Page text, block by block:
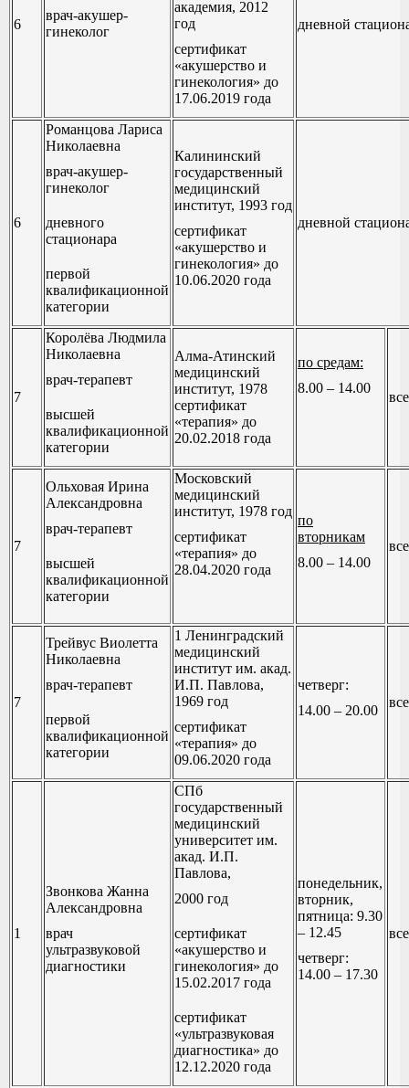
6
врач-акушер-
гинеколог
академия, 2012
год
сертификат
«акушерство и
гинекология» до
17.06.2019 года
дневной
6
Романцова Лариса
Николаевна
врач-акушер-
гинеколог
дневного
стационара
первой
квалификационной
категории
Калининский
государственный
медицинский
институт, 1993 год
сертификат
«акушерство и
гинекология» до
10.06.2020 года
дневной
7
Королёва Людмила
Николаевна
врач-терапевт
высшей
квалификационной
категории
Алма-Атинский
медицинский
институт, 1978
сертификат
«терапия» до
20.02.2018 года
по средам:
8.00 – 14.00
7
Ольховая Ирина
Александровна
врач-терапевт
высшей
квалификационной
категории
Московский
медицинский
институт, 1978 год
сертификат
«терапия» до
28.04.2020 года
по
вторникам
8.00 – 14.00
7
Трейвус Виолетта
Николаевна
врач-терапевт
первой
квалификационной
категории
1 Ленинградский
медицинский
институт им. акад.
И.П. Павлова,
1969 год
сертификат
«терапия» до
09.06.2020 года
четверг:
14.00 – 20.00
1
Звонкова Жанна
Александровна
врач
ультразвуковой
диагностики
СПб
государственный
медицинский
университет им.
акад. И.П.
Павлова,
2000 год
сертификат
«акушерство и
гинекология» до
15.02.2017 года
сертификат
«ультразвуковая
диагностика» до
12.12.2020 года
понедельник,
вторник,
пятница: 9.30
– 12.45
четверг:
14.00 – 17.30